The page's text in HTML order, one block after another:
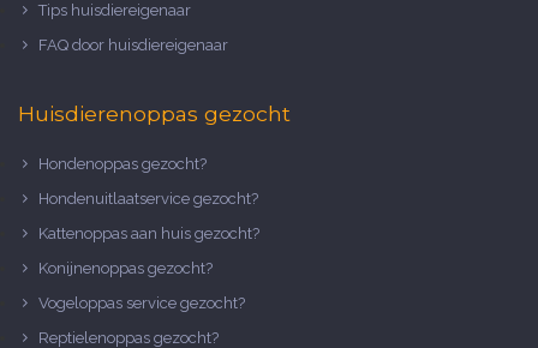
Tips huisdiereigenaar
FAQ door huisdiereigenaar
Huisdierenoppas gezocht
Hondenoppas gezocht?
Hondenuitlaatservice gezocht?
Kattenoppas aan huis gezocht?
Konijnenoppas gezocht?
Vogeloppas service gezocht?
Reptielenoppas gezocht?